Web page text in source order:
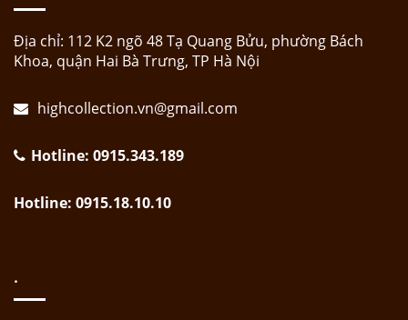
Địa chỉ: 112 K2 ngõ 48 Tạ Quang Bửu, phường Bách
Khoa, quận Hai Bà Trưng, TP Hà Nội
highcollection.vn@gmail.com
Hotline: 0915.343.189
Hotline: 0915.18.10.10
.